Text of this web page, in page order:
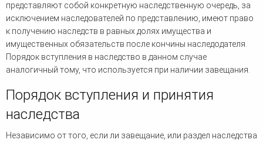
представляют собой конкретную наследственную очередь, за
исключением наследователей по представлению, имеют право
к получению наследств в равных долях имущества и
имущественных обязательств после кончины наследодателя.
Порядок вступления в наследство в данном случае
аналогичный тому, что используется при наличии завещания.
Порядок вступления и принятия
наследства
Независимо от того, если ли завещание, или раздел наследства